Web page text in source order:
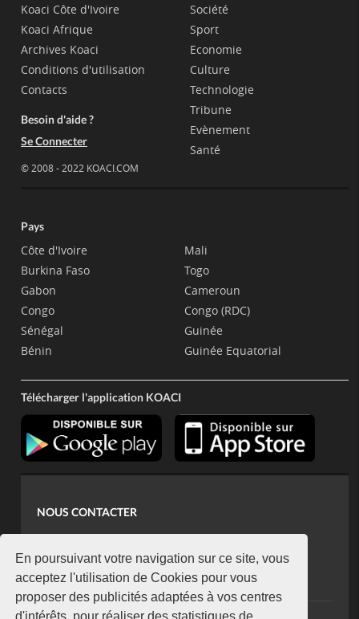
En poursuivant votre navigation sur ce site, vous
acceptez l'utilisation de Cookies pour vous
proposer des publicités adaptées à vos centres
d'intérêts, pour réaliser des statistiques de
Koaci Côte d'Ivoire
Koaci Afrique
Archives Koaci
Conditions d'utilisation
Contacts
Besoin d'aide ?
Se Connecter
© 2008 - 2022 KOACI.COM
Société
Sport
Economie
Culture
Technologie
Tribune
Evènement
Santé
Pays
Côte d'Ivoire
Burkina Faso
Gabon
Congo
Sénégal
Bénin
Mali
Togo
Cameroun
Congo (RDC)
Guinée
Guinée Equatorial
Télécharger l'application KOACI
NOUS CONTACTER
koaci@yahoo.fr
+225 07 08 85 52 93